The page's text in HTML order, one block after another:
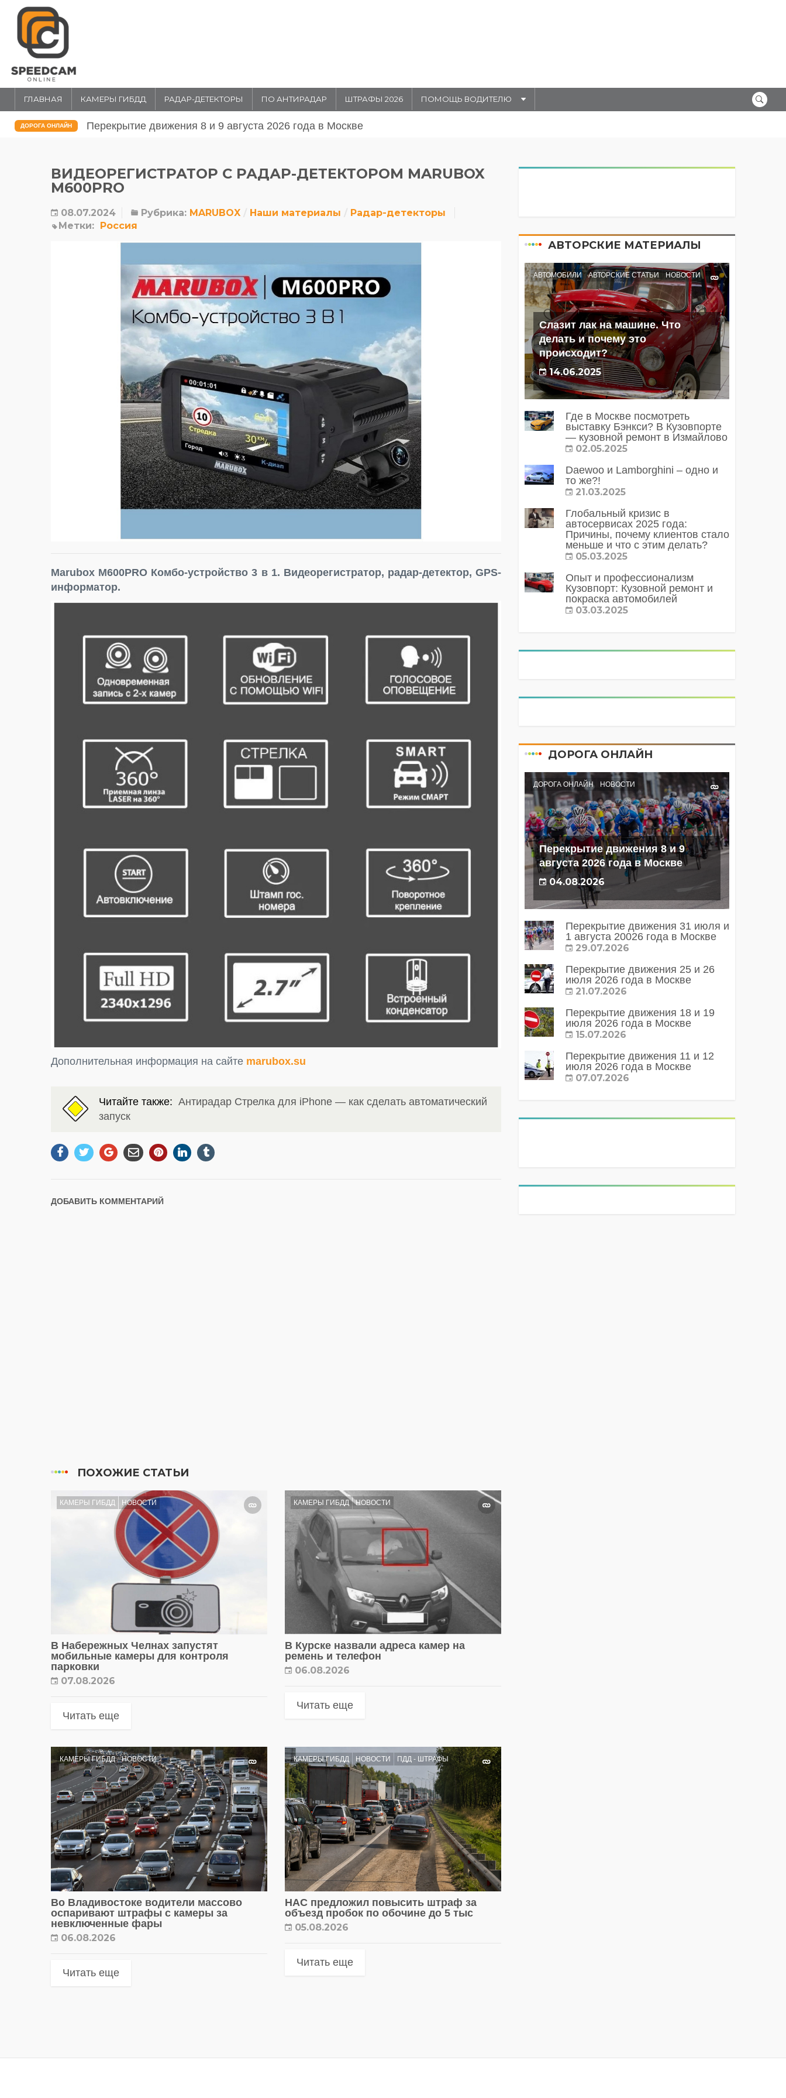
ГЛАВНАЯ КАМЕРЫ ГИБДД РАДАР-ДЕТЕКТОРЫ ПО АНТИРАДАР ШТРАФЫ 2026 ПОМОЩЬ ВОДИТЕЛЮ
ДОРОГА ОНЛАЙН Перекрытие движения 31 июля и 1 августа 20026 года в Москве
ВИДЕОРЕГИСТРАТОР С РАДАР-ДЕТЕКТОРОМ MARUBOX
M600PRO
08.07.2024 Рубрика: MARUBOX Наши материалы
Радар-детекторы
Метки: Россия
Marubox M600PRO Комбо-устройство 3 в 1. Видеорегистратор, радар-детектор, GPS-
информатор.
Дополнительная информация на сайте marubox.su
Читайте также: Антирадар Стрелка для iPhone — как сделать автоматический
запуск
ДОБАВИТЬ КОММЕНТАРИЙ
ПОХОЖИЕ СТАТЬИ
КАМЕРЫ ГИБДД НОВОСТИ
В Набережных Челнах запустят
мобильные камеры для контроля
парковки
07.08.2026
Читать еще
КАМЕРЫ ГИБДД НОВОСТИ
В Курске назвали адреса камер на
ремень и телефон
06.08.2026
Читать еще
КАМЕРЫ ГИБДД НОВОСТИ
Во Владивостоке водители массово
оспаривают штрафы с камеры за
невключенные фары
06.08.2026
Читать еще
КАМЕРЫ ГИБДД НОВОСТИ ПДД - ШТРАФЫ
НАС предложил повысить штраф за
объезд пробок по обочине до 5 тыс
05.08.2026
Читать еще
АВТОРСКИЕ МАТЕРИАЛЫ
АВТОМОБИЛИ АВТОРСКИЕ СТАТЬИ НОВОСТИ
Слазит лак на машине. Что
делать и почему это
происходит?
14.06.2025
Где в Москве посмотреть
выставку Бэнкси? В Кузовпорте
— кузовной ремонт в Измайлово
02.05.2025
Daewoo и Lamborghini – одно и
то же?!
21.03.2025
Глобальный кризис в
автосервисах 2025 года:
Причины, почему клиентов стало
меньше и что с этим делать?
05.03.2025
Опыт и профессионализм
Кузовпорт: Кузовной ремонт и
покраска автомобилей
03.03.2025
ДОРОГА ОНЛАЙН
ДОРОГА ОНЛАЙН НОВОСТИ
Перекрытие движения 8 и 9
августа 2026 года в Москве
04.08.2026
Перекрытие движения 31 июля и
1 августа 20026 года в Москве
29.07.2026
Перекрытие движения 25 и 26
июля 2026 года в Москве
21.07.2026
Перекрытие движения 18 и 19
июля 2026 года в Москве
15.07.2026
Перекрытие движения 11 и 12
июля 2026 года в Москве
07.07.2026